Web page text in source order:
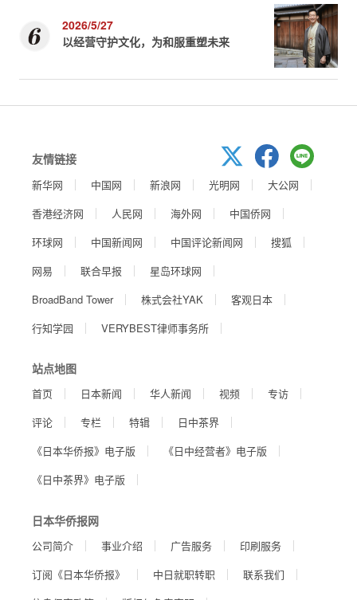
2026/5/27
以经营守护文化，为和服重塑未来
友情链接
新华网 中国网 新浪网 光明网
大公网
香港经济网
人民网 海外网
中国侨网
环球网
中国新闻网 中国评论新闻网
搜狐
网易
联合早报
星岛环球网
BroadBand Tower
株式会社YAK
客观日本
行知学园
VERYBEST律师事务所
站点地图
首页 日本新闻 华人新闻 视频
专访
评论
专栏 特辑
日中茶界
《日本华侨报》电子版
《日中经营者》电子版
《日中茶界》电子版
日本华侨报网
公司简介 事业介绍 广告服务
印刷服务
订阅《日本华侨报》
中日就职转职
联系我们